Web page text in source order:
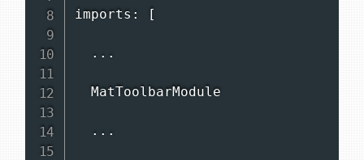
imports: [
  ...
  MatToolbarModule
  ...